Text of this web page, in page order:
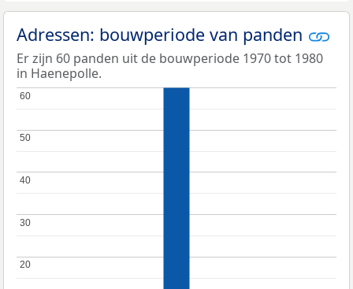
Adressen: bouwperiode van panden
Er zijn 60 panden uit de bouwperiode 1970 tot 1980
in Haenepolle.
20
20
30
30
40
40
50
50
60
60